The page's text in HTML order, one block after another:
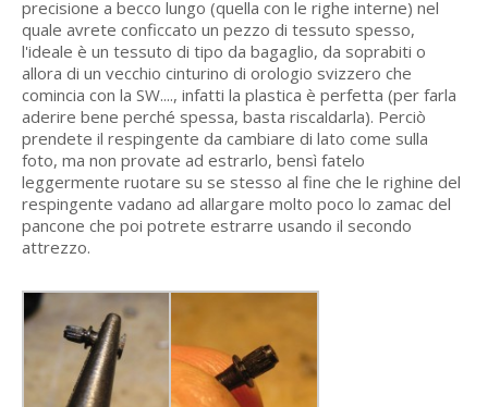
precisione a becco lungo (quella con le righe interne) nel
quale avrete conficcato un pezzo di tessuto spesso,
l'ideale è un tessuto di tipo da bagaglio, da soprabiti o
allora di un vecchio cinturino di orologio svizzero che
comincia con la SW...., infatti la plastica è perfetta (per farla
aderire bene perché spessa, basta riscaldarla). Perciò
prendete il respingente da cambiare di lato come sulla
foto, ma non provate ad estrarlo, bensì fatelo
leggermente ruotare su se stesso al fine che le righine del
respingente vadano ad allargare molto poco lo zamac del
pancone che poi potrete estrarre usando il secondo
attrezzo.